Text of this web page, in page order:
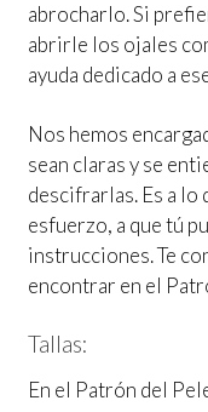
abrocharlo. Si
abrirle los ojales
ayuda dedicado a
Nos hemos
sean claras y se
descifrarlas. Es a lo
esfuerzo, a que tú
instrucciones. Te
encontrar en el
Tallas:
En el Patrón del